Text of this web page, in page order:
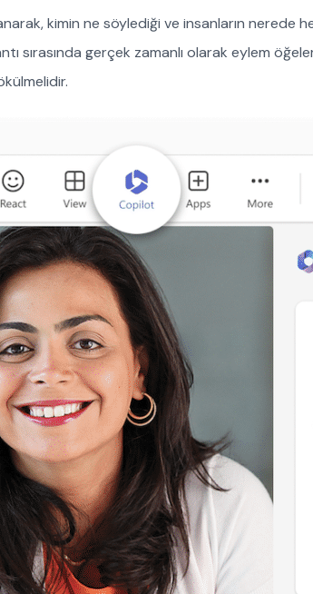
kimin ne söylediği ve insanların nerede
sırasında gerçek zamanlı olarak eylem